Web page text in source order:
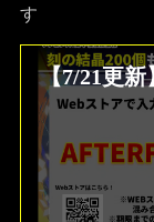
す
【7/21